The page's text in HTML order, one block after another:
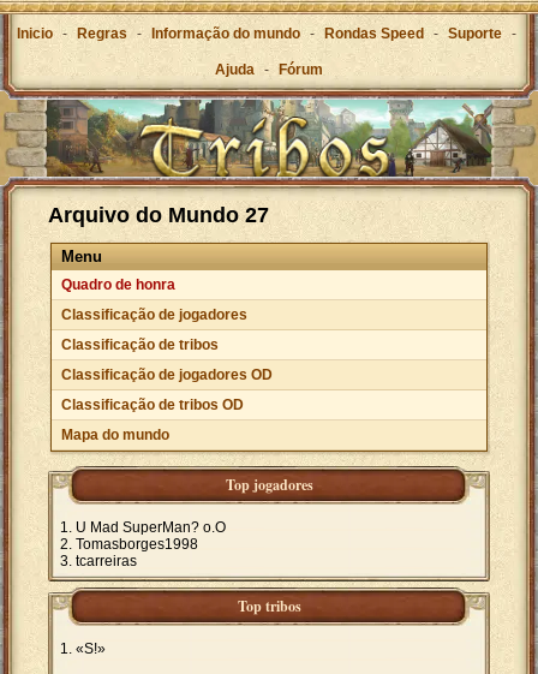
Inicio - Regras - Informação do mundo - Rondas Speed - Suporte -
Ajuda - Fórum
Arquivo do Mundo 27
Menu
Quadro de honra
Classificação de jogadores
Classificação de tribos
Classificação de jogadores OD
Classificação de tribos OD
Mapa do mundo
Top jogadores
U Mad SuperMan? o.O
Tomasborges1998
tcarreiras
Top tribos
«S!»